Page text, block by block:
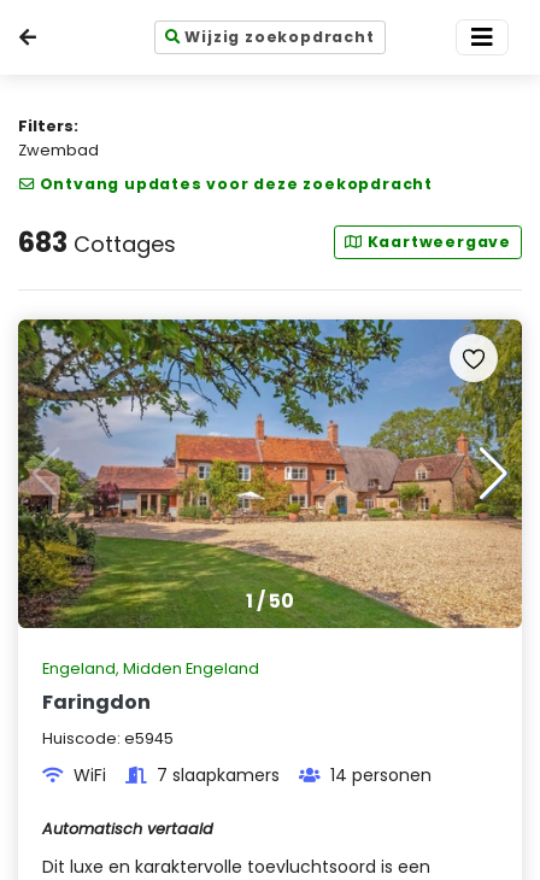
Wijzig zoekopdracht
Filters:
Zwembad
Ontvang updates voor deze zoekopdracht
Kaartweergave
683 Cottages
1/50
Engeland, Midden Engeland
Faringdon
Huiscode: e5945
WiFi 7 slaapkamers 14 personen
Automatisch vertaald
Dit luxe en karaktervolle toevluchtsoord is een